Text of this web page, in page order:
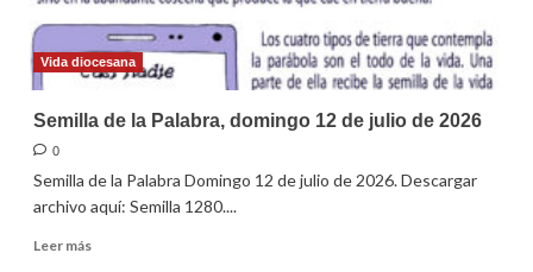
Vida diocesana
Semilla de la Palabra, domingo 12 de julio de 2026
0
Semilla de la Palabra Domingo 12 de julio de 2026. Descargar
archivo aquí: Semilla 1280....
Leer másLeer